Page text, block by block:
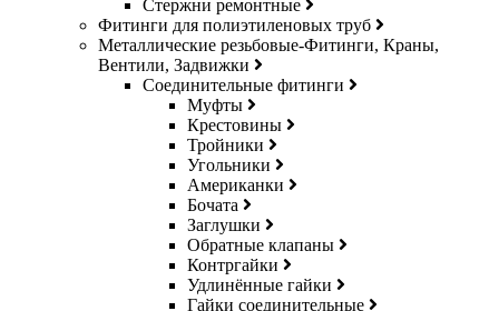
Стержни ремонтные
Фитинги для полиэтиленовых труб
Металлические резьбовые-Фитинги, Краны,
Вентили, Задвижки
Соединительные фитинги
Муфты
Крестовины
Тройники
Угольники
Американки
Бочата
Заглушки
Обратные клапаны
Контргайки
Удлинённые гайки
Гайки соединительные